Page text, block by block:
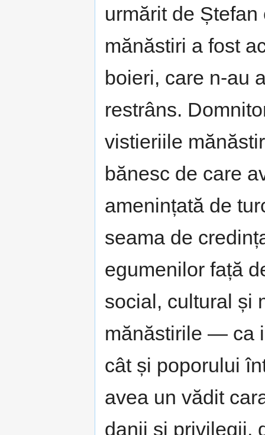
urmărit de
mănăstiri a fost
boieri, care n-au
restrâns.
vistieriile
bănesc de care
amenințată de
seama de
egumenilor față
social, cultural și
mănăstirile — ca
cât și poporului
avea un vădit
danii și privilegii,